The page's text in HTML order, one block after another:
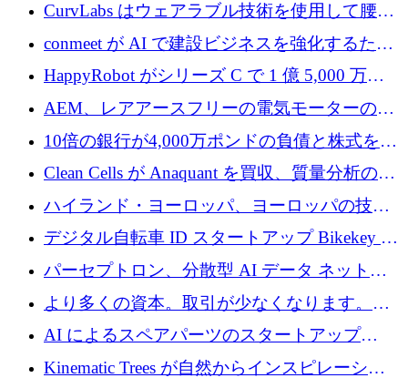
4,300 万ドルを獲得
CurvLabs はウェアラブル技術を使用して腰痛
治療をどのように再考しているか
conmeet が AI で建設ビジネスを強化するため
に 600 万ユーロを調達
HappyRobot がシリーズ C で 1 億 5,000 万ド
ルを獲得し、企業運営向けにエージェント AI
を拡張
AEM、レアアースフリーの電気モーターの革
新を加速するために1,600万ポンドを確保
10倍の銀行が4,000万ポンドの負債と株式を調
達
Clean Cells が Anaquant を買収、質量分析の専
門知識によるバイオ医薬品の品質管理を拡大
ハイランド・ヨーロッパ、ヨーロッパの技術
規模拡大を支援するために11億ユーロのファ
ンドVIを閉鎖
デジタル自転車 ID スタートアップ Bikekey が
TÖNNJES への投資を確保
パーセプトロン、分散型 AI データ ネットワ
ークの構築に 650 万ドルを調達
より多くの資本。取引が少なくなります。
2026 年上半期がヨーロッパのテクノロジーに
ついて語ること
AI によるスペアパーツのスタートアップ
Intropy が 1,100 万ドルを調達
Kinematic Trees が自然からインスピレーショ